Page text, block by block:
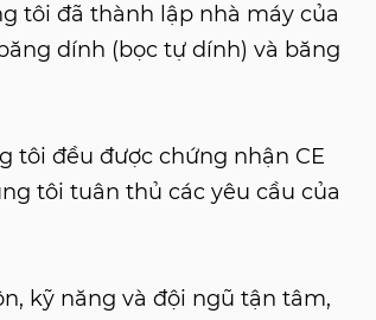
tôi đã thành lập nhà máy của
dính (bọc tự dính) và băng
tôi đều được chứng nhận CE
tôi tuân thủ các yêu cầu của
kỹ năng và đội ngũ tận tâm,